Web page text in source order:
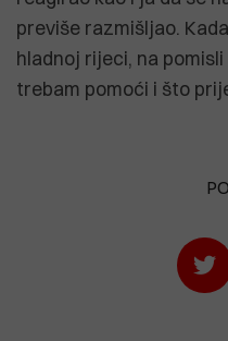
previše razmišljao.
hladnoj rijeci, na
trebam pomoći i što